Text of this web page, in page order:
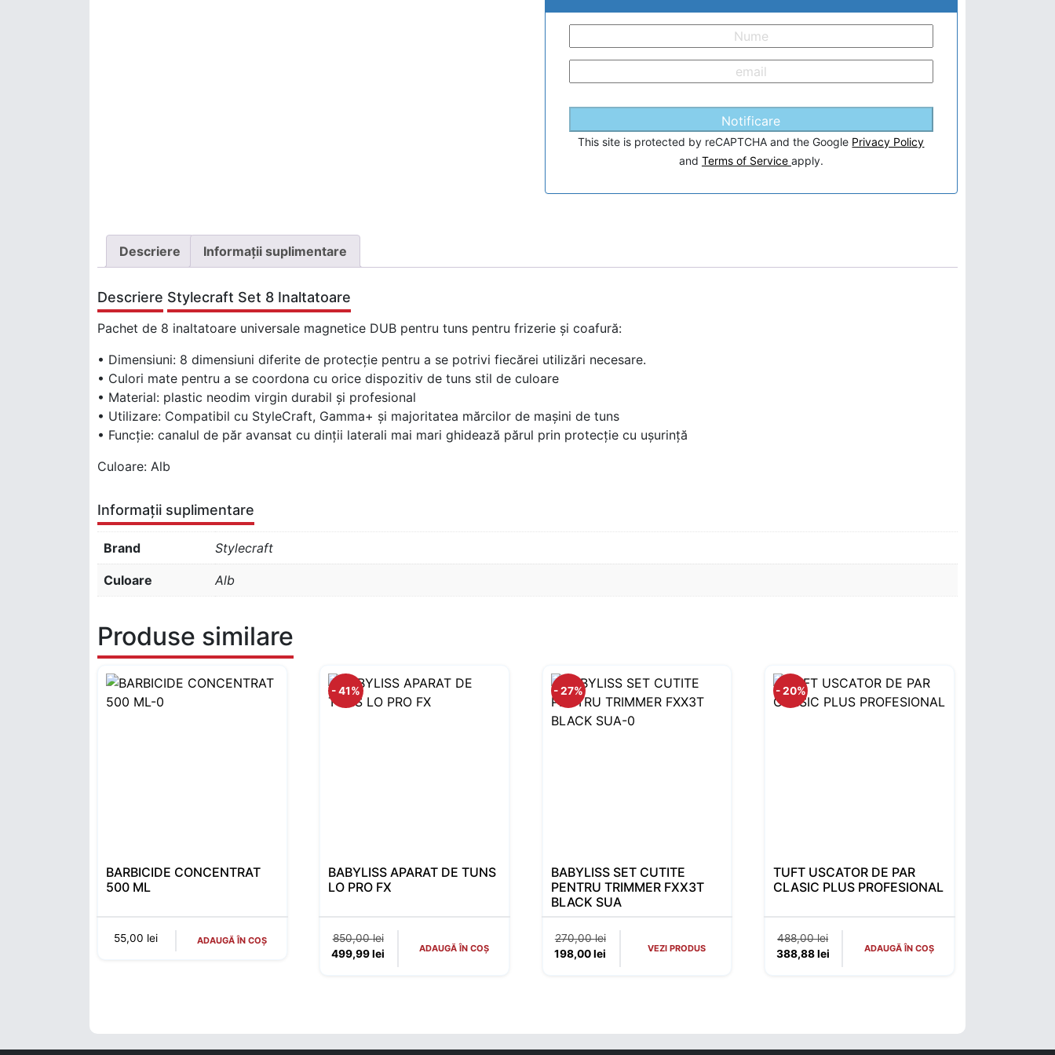
Notificare
This site is protected by reCAPTCHA and the Google Privacy Policy
and Terms of Service apply.
Descriere Informații suplimentare
Descriere Stylecraft Set 8 Inaltatoare
Pachet de 8 inaltatoare universale magnetice DUB pentru tuns pentru frizerie și coafură:
• Dimensiuni: 8 dimensiuni diferite de protecție pentru a se potrivi fiecărei utilizări necesare.
• Culori mate pentru a se coordona cu orice dispozitiv de tuns stil de culoare
• Material: plastic neodim virgin durabil și profesional
• Utilizare: Compatibil cu StyleCraft, Gamma+ și majoritatea mărcilor de mașini de tuns
• Funcție: canalul de păr avansat cu dinții laterali mai mari ghidează părul prin protecție cu ușurință
Culoare: Alb
Informații suplimentare
Brand Stylecraft
Culoare Alb
Produse similare
BARBICIDE CONCENTRAT
500 ML
55,00 lei ADAUGĂ ÎN COȘ
- 41%
BABYLISS APARAT DE TUNS
LO PRO FX
850,00leiPrețul inițial a fost: 850,00 lei.
499,99lei Prețul curent este: 499,99 lei.
ADAUGĂ ÎN COȘ
- 27%
BABYLISS SET CUTITE
PENTRU TRIMMER FXX3T
BLACK SUA
270,00leiPrețul inițial a fost: 270,00 lei.
198,00lei Prețul curent este: 198,00 lei.
VEZI PRODUS
- 20%
TUFT USCATOR DE PAR
CLASIC PLUS PROFESIONAL
488,00leiPrețul inițial a fost: 488,00 lei.
388,88leiPrețul curent este: 388,88 lei.
ADAUGĂ ÎN COȘ